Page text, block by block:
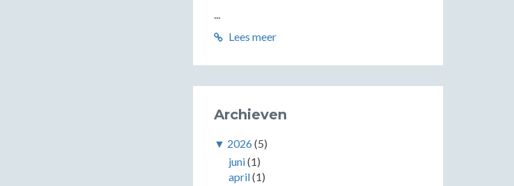
...
Lees meer
Archieven
▼ 2026(5)
juni(1)
april(1)